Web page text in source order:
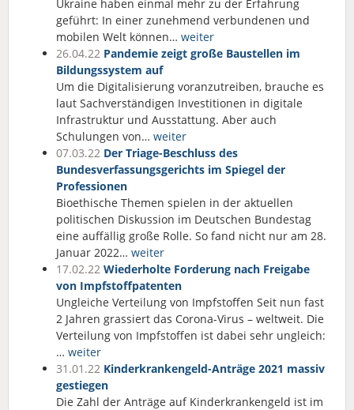
Ukraine haben einmal mehr zu der Erfahrung
geführt: In einer zunehmend verbundenen und
mobilen Welt können… weiter
26.04.22 Pandemie zeigt große Baustellen im
Bildungssystem auf
Um die Digitalisierung voranzutreiben, brauche es
laut Sachverständigen Investitionen in digitale
Infrastruktur und Ausstattung. Aber auch
Schulungen von… weiter
07.03.22 Der Triage-Beschluss des
Bundesverfassungsgerichts im Spiegel der
Professionen
Bioethische Themen spielen in der aktuellen
politischen Diskussion im Deutschen Bundestag
eine auffällig große Rolle. So fand nicht nur am 28.
Januar 2022… weiter
17.02.22 Wiederholte Forderung nach Freigabe
von Impfstoffpatenten
Ungleiche Verteilung von Impfstoffen Seit nun fast
2 Jahren grassiert das Corona-Virus – weltweit. Die
Verteilung von Impfstoffen ist dabei sehr ungleich:
… weiter
31.01.22 Kinder­kran­ken­geld-Anträge 2021 massiv
gestiegen
Die Zahl der Anträge auf Kinderkrankengeld ist im